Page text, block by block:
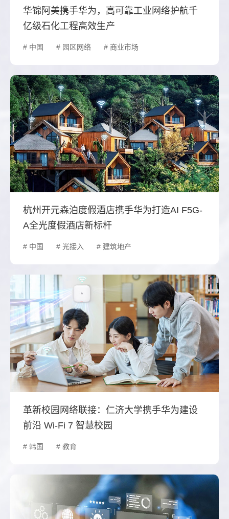
华锦阿美携手华为，高可靠工业网络护航千
亿级石化工程高效生产
# 中国 # 园区网络 # 商业市场
杭州开元森泊度假酒店携手华为打造AI F5G-
A全光度假酒店新标杆
# 中国 # 光接入 # 建筑地产
革新校园网络联接：仁济大学携手华为建设
前沿 Wi-Fi 7 智慧校园
# 韩国 # 教育